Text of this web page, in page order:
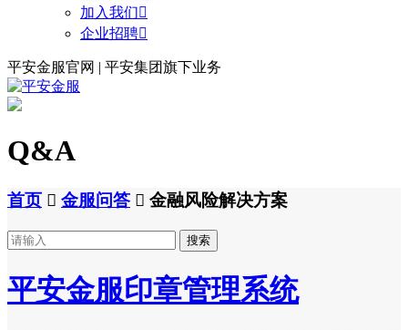
加入我们
企业招聘
平安金服官网 | 平安集团旗下业务
Q&A
首页  金服问答  金融风险解决方案
搜索
平安金服印章管理系统